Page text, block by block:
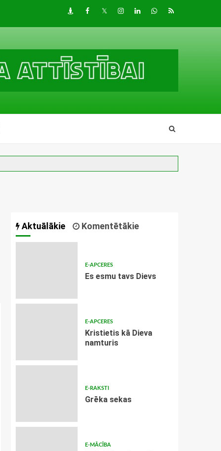
DraugiemFacebook
TwitterInstagram
LinkedInwhatsapp
RSS
Aktuālākie Komentētākie
E-APCERES
Es esmu tavs Dievs
E-APCERES
Kristietis kā Dieva
namturis
E-RAKSTI
Grēka sekas
E-MĀCĪBA